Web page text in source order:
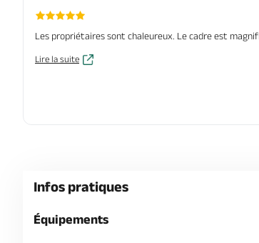
Les propriétaires sont chaleureux. Le cadre est
Lire la suite
Infos pratiques
Équipements